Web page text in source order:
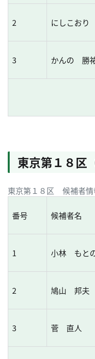
2 にしこお
3 かんの 勝
東京第１８区
東京第１８区 候補者情
番号 候補者名
1 小林 もと
2 鳩山 邦夫
3 菅 直人